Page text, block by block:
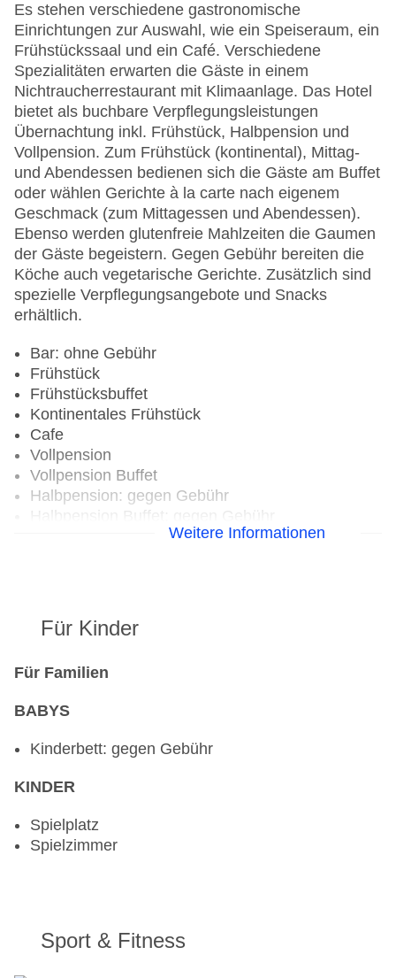
Haustiere: gegen Gebühr
Haustiere auf Anfrage: gegen Gebühr
Zimmerservice
Sonnenterrasse
Gesamtanzahl der Stockwerke: 4
Gesamtanzahl der Zimmer: 169
Pools:Indoor Pool, Liegen am Pool: ohne Gebühr,
Handtücher: gegen Gebühr
Zahlungsarten: American Express, Diners Club,
EC Maestro, Mastercard, Visa
Landeskategorie: 4 Sterne
Es stehen verschiedene gastronomische
Einrichtungen zur Auswahl, wie ein Speiseraum, ein
Frühstückssaal und ein Café. Verschiedene
Spezialitäten erwarten die Gäste in einem
Nichtraucherrestaurant mit Klimaanlage. Das Hotel
bietet als buchbare Verpflegungsleistungen
Übernachtung inkl. Frühstück, Halbpension und
Vollpension. Zum Frühstück (kontinental), Mittag-
und Abendessen bedienen sich die Gäste am Buffet
oder wählen Gerichte à la carte nach eigenem
Geschmack (zum Mittagessen und Abendessen).
Ebenso werden glutenfreie Mahlzeiten die Gaumen
der Gäste begeistern. Gegen Gebühr bereiten die
Köche auch vegetarische Gerichte. Zusätzlich sind
spezielle Verpflegungsangebote und Snacks
erhältlich.
Bar: ohne Gebühr
Frühstück
Frühstücksbuffet
Kontinentales Frühstück
Cafe
Vollpension
Vollpension Buffet
Halbpension: gegen Gebühr
Halbpension Buffet: gegen Gebühr
Weitere Informationen
Für Kinder
Für Familien
BABYS
Kinderbett: gegen Gebühr
KINDER
Spielplatz
Spielzimmer
Sport & Fitness